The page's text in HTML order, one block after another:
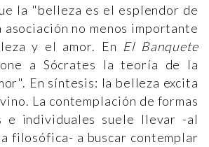
la "belleza es el esplendor de
no menos importante
y el amor. En El Banquete
a Sócrates la teoría de la
En síntesis: la belleza excita
La contemplación de formas
e individuales suele llevar -al
filosófica- a buscar contemplar